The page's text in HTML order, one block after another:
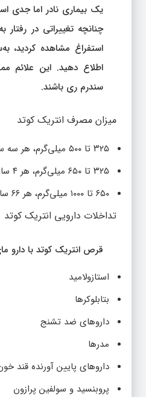
یک بیماری نادر اما جدی
چنانچه تغییراتی در
استفراغ مشاهده
اطلاع دهید. این علائم
سندرم ری باشند.
میزان مصرف انتریک کوتد
۳۲۵ تا ۵۰۰ میلی‌گرم، هر سه ساعت یک‌بار
۳۲۵ تا ۶۵۰ میلی‌گرم، هر ۴ ساعت یک‌بار
۶۵۰ تا ۱۰۰۰ میلی‌گرم، هر ۶۶ ساعت یک‌بار
تداخلات دارویی انتریک کوتد
قرص انتریک کوتد با دارو
استازولامید
بتابلوکرها
داروهای ضد تشنج
مدرها
داروهای پایین آورنده قند
پروبنسید و سولفین پرازون